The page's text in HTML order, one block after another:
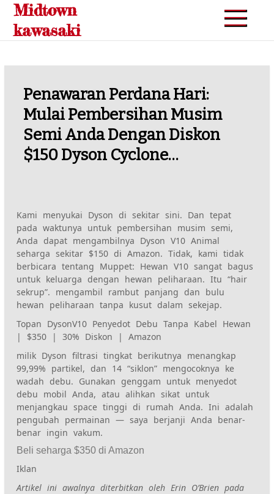
Skip
content
Midtown
kawasaki
Penawaran Perdana Hari:
Mulai Pembersihan Musim
Semi Anda Dengan Diskon
$150 Dyson Cyclone…
Kami menyukai Dyson di sekitar sini. Dan tepat
pada waktunya untuk pembersihan musim semi,
Anda dapat mengambilnya Dyson V10 Animal
seharga sekitar $150 di Amazon.Tidak, kami tidak
berbicara tentang Muppet: Hewan V10 sangat bagus
untuk keluarga dengan hewan peliharaan. Itu“hair
sekrup”. mengambil rambut panjang dan bulu
hewan peliharaan tanpa kusut dalam sekejap.
Topan DysonV10 Penyedot Debu Tanpa Kabel Hewan
| $350 | 30% Diskon | Amazon
milik Dysonfiltrasi tingkat berikutnya menangkap
99,99% partikel, dan 14 “siklon” mengocoknya ke
wadah debu. Gunakan genggam untuk menyedot
debu mobil Anda, atau alihkan sikat untuk
menjangkau space tinggi di rumah Anda. Ini adalah
pengubah permainan — saya berjanji Anda benar-
benar ingin vakum.
Beli seharga $350 di Amazon
Iklan
Artikel ini awalnya diterbitkan oleh Erin O’Brien pada